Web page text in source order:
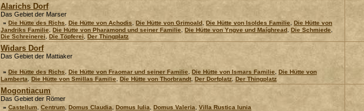
Alarichs Dorf
Das Gebiet der Marser
» Die Hütte des Richs Die Hütte von Achodis Die Hütte von Grimoald Die Hütte von Isoldes Familie
Die Hütte von
Jandriks Familie Die Hütte von Pharamond und seiner Familie Die Hütte von Yngve und Maíghread Die Schmiede
Die Schreinerei
Die Töpferei Der Thingplatz
Widars Dorf
Das Gebiet der Mattiaker
» Die Hütte des Richs Die Hütte von Fraomar und seiner Familie Die Hütte von Ismars Familie Die Hütte von
Lamberta
Die Hütte von Smillas Familie Die Hütte von Thorbrandt Der Dorfplatz Der Thingplatz
Mogontiacum
Das Gebiet der Römer
» Castellum Centrum Domus Claudia Domus Iulia Domus Valeria Villa Rustica Iunia